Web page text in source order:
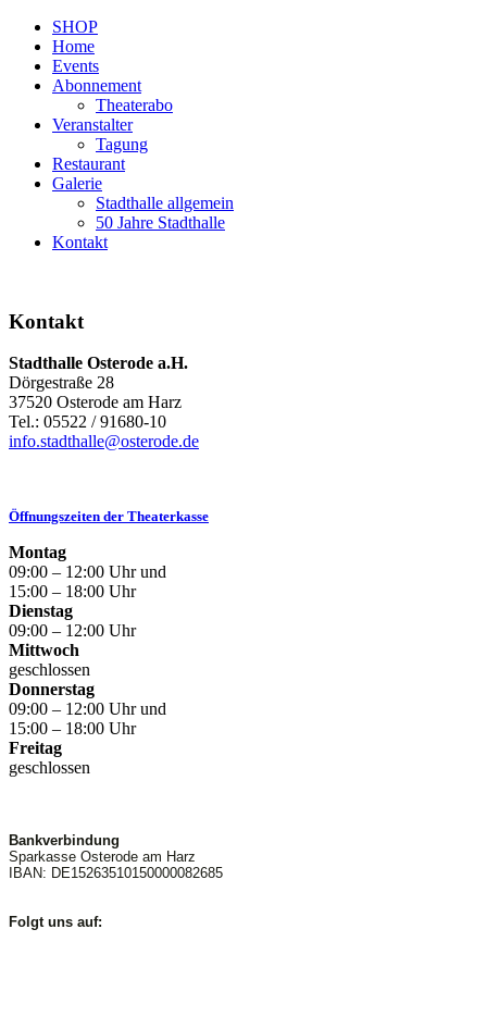
SHOP
Home
Events
Abonnement
Theaterabo
Veranstalter
Tagung
Restaurant
Galerie
Stadthalle allgemein
50 Jahre Stadthalle
Kontakt
Kontakt
Stadthalle Osterode a.H.
Dörgestraße 28
37520 Osterode am Harz
Tel.: 05522 / 91680-10
info.stadthalle@osterode.de
Öffnungszeiten der Theaterkasse
Montag
09:00 – 12:00 Uhr und
15:00 – 18:00 Uhr
Dienstag
09:00 – 12:00 Uhr
Mittwoch
geschlossen
Donnerstag
09:00 – 12:00 Uhr und
15:00 – 18:00 Uhr
Freitag
geschlossen
Bankverbindung
Sparkasse Osterode am Harz
IBAN: DE15263510150000082685
Folgt uns auf: